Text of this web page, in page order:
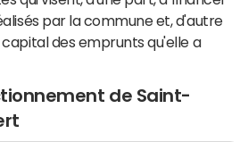
par la commune et, d'autre
des emprunts qu'elle a
de Saint-